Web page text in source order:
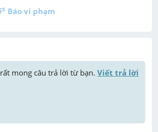
Báo vi phạm
rất mong câu trả lời từ bạn. Viết trả lời